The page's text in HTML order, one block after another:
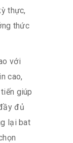
thực,
thức
với
cao,
giúp
đủ
lại bat